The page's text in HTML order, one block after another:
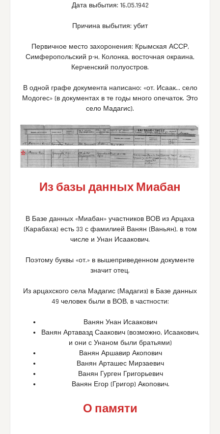
Дата выбытия: 16.05.1942
Причина выбытия: убит
Первичное место захоронения: Крымская АССР,
Симферопольский р-н, Колонка, восточная окраина,
Керченский полуостров.
В одной графе документа написано: «от. Исаак… село
Модогес» (в документах в те годы много опечаток. Это
село Мадагис).
Из базы данных Миабан
В Базе данных «Миабан» участников ВОВ из Арцаха
(Карабаха) есть 33 с фамилией Ванян (Ваньян), в том
числе и Унан Исаакович.
Поэтому буквы «от.» в вышеприведенном документе
значит отец.
Из арцахского села Мадагис (Мадагиз) в Базе данных
49 человек были в ВОВ, в частности:
Ванян Унан Исаакович
Ванян Артавазд Саакович (возможно, Исаакович,
и они с Унаном были братьями)
Ванян Аршавир Акопович
Ванян Арташес Мирзаевич
Ванян Гурген Григорьевич
Ванян Егор (Григор) Акопович.
О памяти